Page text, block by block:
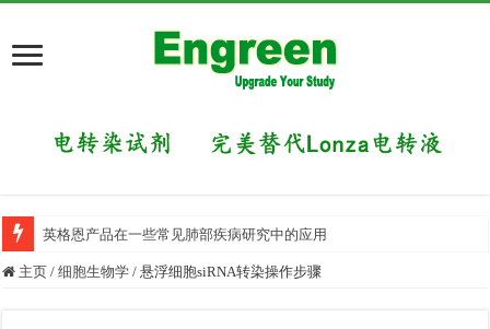
英格恩产品在一些常见肺部疾病研究中的应用
目前国内有哪些好的科研交流平台？
主页 / 细胞生物学 / 悬浮细胞siRNA转染操作步骤